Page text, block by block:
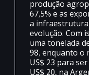
produção
67,5% e as
a infraestrutura
evolução. Com
uma tonelada
98, enquanto o
US$ 23 para
US$ 20, na